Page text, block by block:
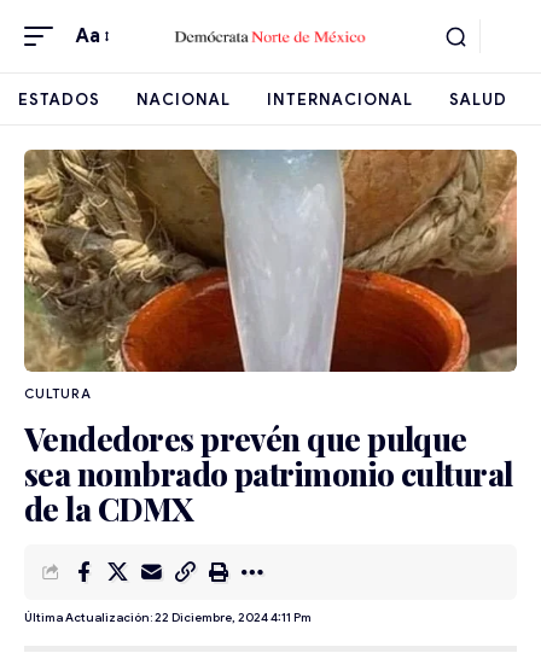
Aa
ESTADOS NACIONAL INTERNACIONAL SALUD
CULTURA
Vendedores prevén que pulque
sea nombrado patrimonio cultural
de la CDMX
Última Actualización: 22 Diciembre, 2024 4:11 Pm